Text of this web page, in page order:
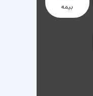
بیمه